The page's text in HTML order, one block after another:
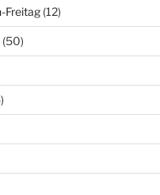
Freitag(12)
(50)